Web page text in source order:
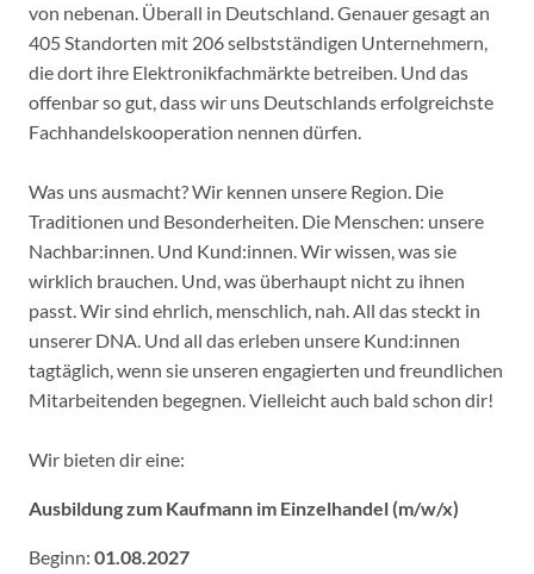
von nebenan. Überall in Deutschland. Genauer gesagt an
405 Standorten mit 206 selbstständigen Unternehmern,
die dort ihre Elektronikfachmärkte betreiben. Und das
offenbar so gut, dass wir uns Deutschlands erfolgreichste
Fachhandelskooperation nennen dürfen.
Was uns ausmacht? Wir kennen unsere Region. Die
Traditionen und Besonderheiten. Die Menschen: unsere
Nachbar:innen. Und Kund:innen. Wir wissen, was sie
wirklich brauchen. Und, was überhaupt nicht zu ihnen
passt. Wir sind ehrlich, menschlich, nah. All das steckt in
unserer DNA. Und all das erleben unsere Kund:innen
tagtäglich, wenn sie unseren engagierten und freundlichen
Mitarbeitenden begegnen. Vielleicht auch bald schon dir!
Wir bieten dir eine:
Ausbildung zum Kaufmann im Einzelhandel (m/w/x)
Beginn: 01.08.2027